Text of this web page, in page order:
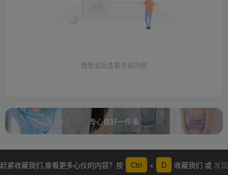
请登录后查看评论内容
专心做好一件事
赶紧收藏我们,查看更多心仪的内容？按 Ctrl + D 收藏我们 或 发现